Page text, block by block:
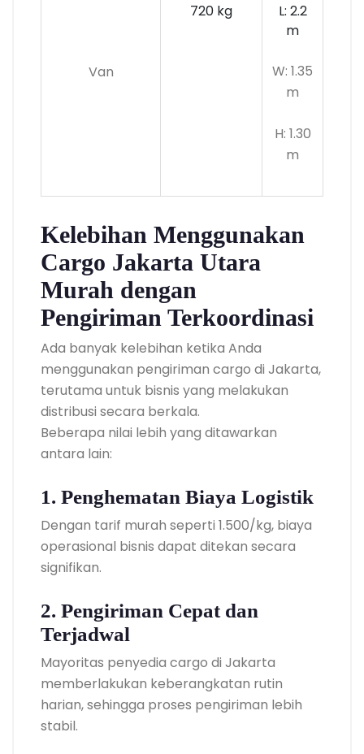
Van
720 kg
L: 2.2
m
W: 1.35
m
H: 1.30
m
Kelebihan Menggunakan
Cargo Jakarta Utara
Murah dengan
Pengiriman Terkoordinasi
Ada banyak kelebihan ketika Anda
menggunakan pengiriman cargo di Jakarta,
terutama untuk bisnis yang melakukan
distribusi secara berkala.
Beberapa nilai lebih yang ditawarkan
antara lain:
1. Penghematan Biaya Logistik
Dengan tarif murah seperti 1.500/kg, biaya
operasional bisnis dapat ditekan secara
signifikan.
2. Pengiriman Cepat dan
Terjadwal
Mayoritas penyedia cargo di Jakarta
memberlakukan keberangkatan rutin
harian, sehingga proses pengiriman lebih
stabil.